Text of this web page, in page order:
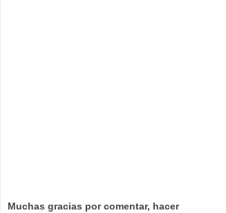
Muchas gracias por comentar, hacer